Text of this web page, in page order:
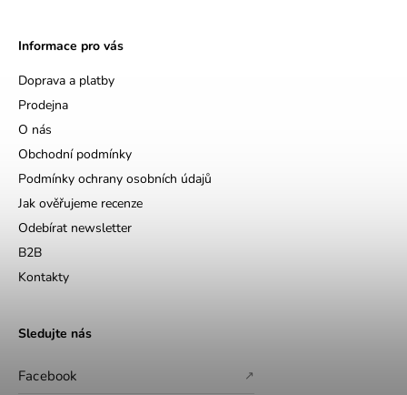
Informace pro vás
Doprava a platby
Prodejna
O nás
Obchodní podmínky
Podmínky ochrany osobních údajů
Jak ověřujeme recenze
Odebírat newsletter
B2B
Kontakty
Sledujte nás
Facebook ↗